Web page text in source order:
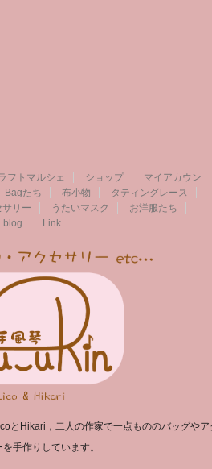
フトマルシェ ショップ
マイアカウン
Bagたち 布小物
タティングレース
リー
うたいマスク
お洋服たち
blog
Link
とHikari，二人の作家で一点もののバッグやア
手作りしています。